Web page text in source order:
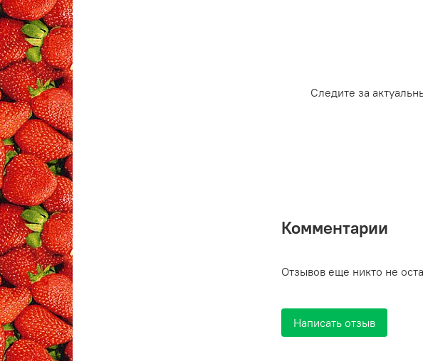
Следите за
Комментарии
Отзывов еще никто не
Написать отзыв